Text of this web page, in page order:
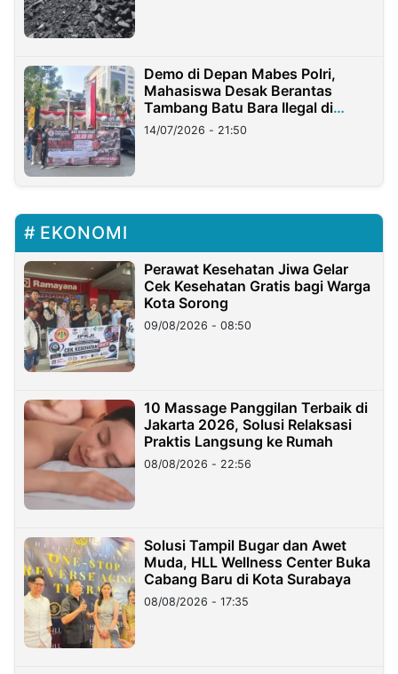
Demo di Depan Mabes Polri,
Mahasiswa Desak Berantas
Tambang Batu Bara Ilegal di
Lampung
14/07/2026 - 21:50
EKONOMI
Perawat Kesehatan Jiwa Gelar
Cek Kesehatan Gratis bagi Warga
Kota Sorong
09/08/2026 - 08:50
10 Massage Panggilan Terbaik di
Jakarta 2026, Solusi Relaksasi
Praktis Langsung ke Rumah
08/08/2026 - 22:56
Solusi Tampil Bugar dan Awet
Muda, HLL Wellness Center Buka
Cabang Baru di Kota Surabaya
08/08/2026 - 17:35